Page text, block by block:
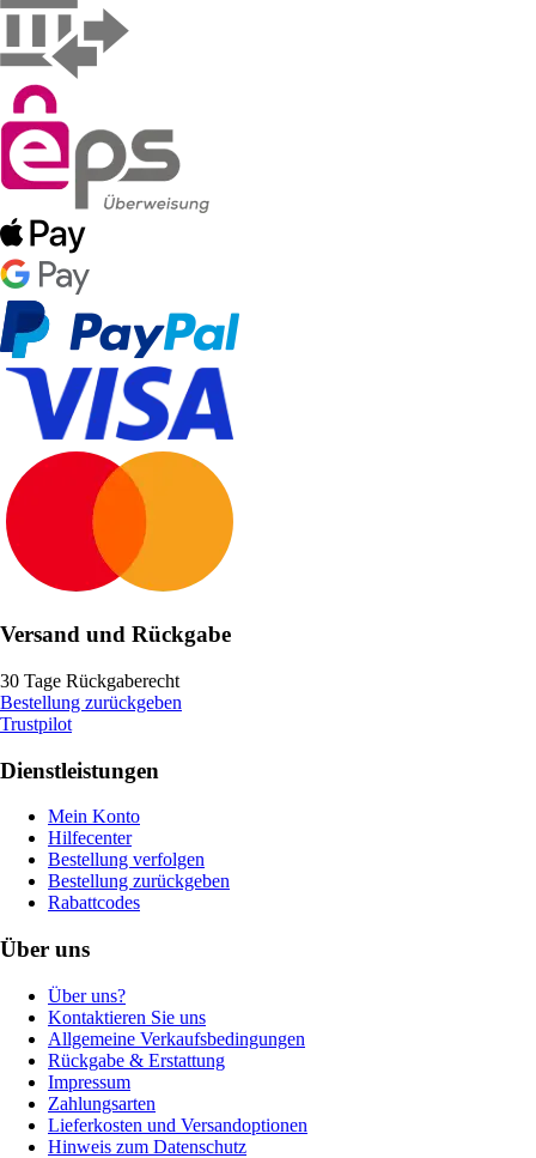
Versand und Rückgabe
30 Tage Rückgaberecht
Bestellung zurückgeben
Trustpilot
Dienstleistungen
Mein Konto
Hilfecenter
Bestellung verfolgen
Bestellung zurückgeben
Rabattcodes
Über uns
Über uns?
Kontaktieren Sie uns
Allgemeine Verkaufsbedingungen
Rückgabe & Erstattung
Impressum
Zahlungsarten
Lieferkosten und Versandoptionen
Hinweis zum Datenschutz